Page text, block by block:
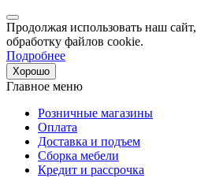
Продолжая использовать наш
обработку файлов cookie.
Подробнее
Хорошо
Главное меню
Розничные магазины
Оплата
Доставка и подъем
Сборка мебели
Кредит и рассрочка